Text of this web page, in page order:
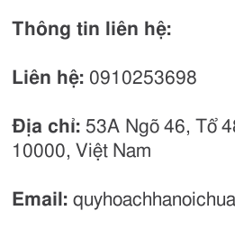
Thông tin liên hệ:
Liên hệ: 0910253698
Địa chỉ:53A Ngõ 46, Tổ
10000, Việt Nam
Email: